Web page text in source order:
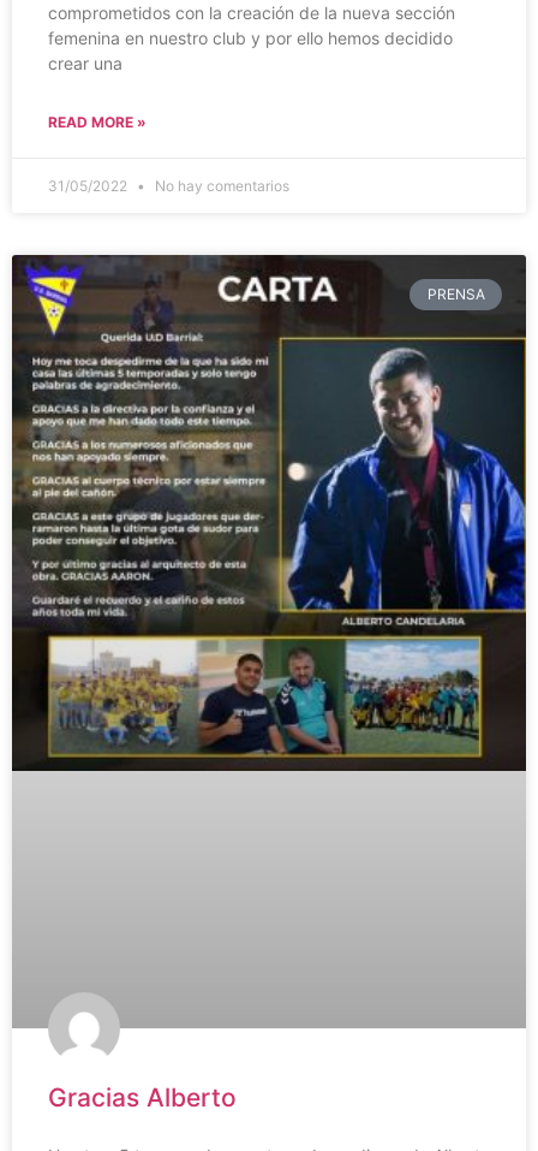
comprometidos con la creación de la nueva sección
femenina en nuestro club y por ello hemos decidido
crear una
READ MORE »
31/05/2022 No hay comentarios
PRENSA
Gracias Alberto